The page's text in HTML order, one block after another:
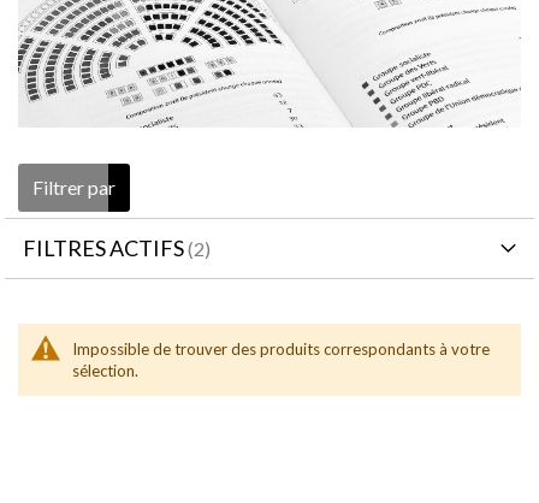
Impossible de trouver des produits correspondants à votre
sélection.
Filtrer par
FILTRES ACTIFS